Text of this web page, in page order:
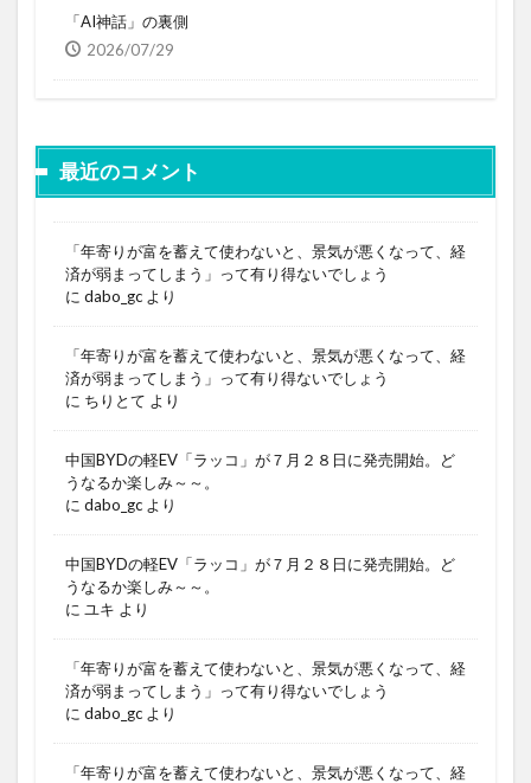
「AI神話」の裏側
2026/07/29
最近のコメント
「年寄りが富を蓄えて使わないと、景気が悪くなって、経
済が弱まってしまう」って有り得ないでしょう
に dabo_gc より
「年寄りが富を蓄えて使わないと、景気が悪くなって、経
済が弱まってしまう」って有り得ないでしょう
に ちりとて より
中国BYDの軽EV「ラッコ」が７月２８日に発売開始。ど
うなるか楽しみ～～。
に dabo_gc より
中国BYDの軽EV「ラッコ」が７月２８日に発売開始。ど
うなるか楽しみ～～。
に ユキ より
「年寄りが富を蓄えて使わないと、景気が悪くなって、経
済が弱まってしまう」って有り得ないでしょう
に dabo_gc より
「年寄りが富を蓄えて使わないと、景気が悪くなって、経